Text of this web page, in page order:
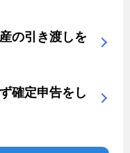
の引き渡しを
確定申告をし